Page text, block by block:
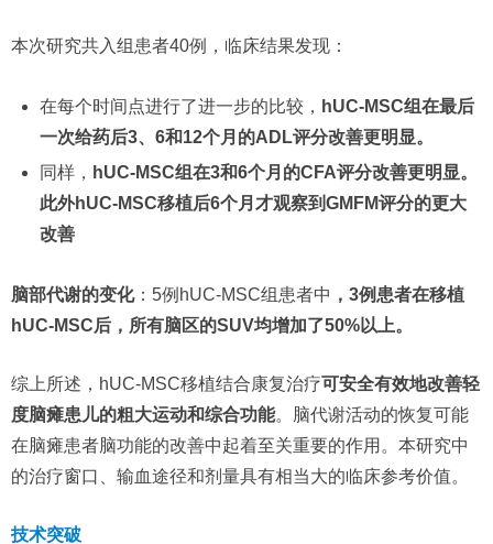
本次研究共入组患者40例，临床结果发现：
在每个时间点进行了进一步的比较， hUC-MSC组在最后
一次给药后3、6和12个月的ADL评分改善更明显。
同样， hUC-MSC组在3和6个月的CFA评分改善更明显。
此外hUC-MSC移植后6个月才观察到GMFM评分的更大
改善
脑部代谢的变化：5例hUC-MSC组患者中 ，3例患者在移植
hUC-MSC后，所有脑区的SUV均增加了50%以上。
综上所述，hUC-MSC移植结合康复治疗可安全有效地改善轻
度脑瘫患儿的粗大运动和综合功能。脑代谢活动的恢复可能
在脑瘫患者脑功能的改善中起着至关重要的作用。本研究中
的治疗窗口、输血途径和剂量具有相当大的临床参考价值。
技术突破